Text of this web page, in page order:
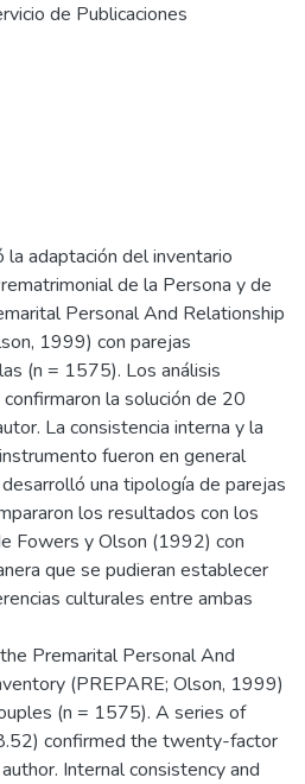
de Publicaciones
adaptación del inventario
de la Persona y de
Personal And Relationship
1999) con parejas
(n = 1575). Los análisis
la solución de 20
La consistencia interna y la
fueron en general
una tipología de parejas
los resultados con los
Fowers y Olson (1992) con
que se pudieran establecer
culturales entre ambas
Premarital Personal And
(PREPARE; Olson, 1999)
(n = 1575). A series of
confirmed the twenty-factor
Internal consistency and